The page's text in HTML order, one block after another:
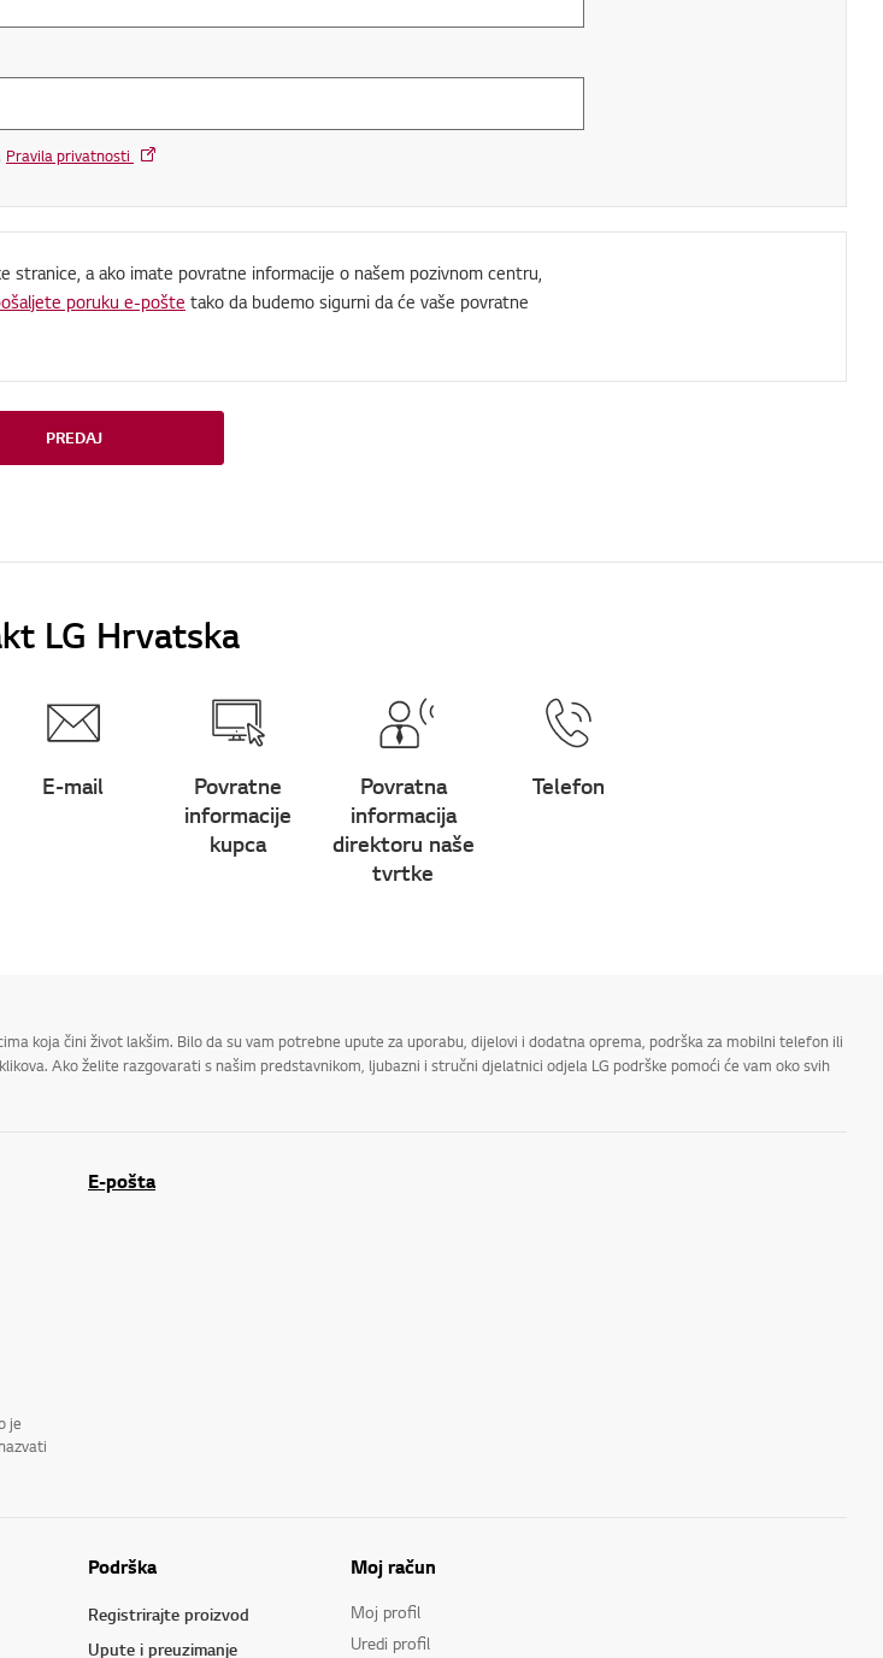
Pravila privatnosti
stranice, a ako imate povratne informacije o našem pozivnom centru,
poruku e-pošte tako da budemo sigurni da će vaše povratne
PREDAJ
LG Hrvatska
E-mail
Povratne
informacije
kupca
Povratna
informacija
direktoru naše
tvrtke
Telefon
koja čini život lakšim. Bilo da su vam potrebne upute za uporabu, dijelovi i dodatna oprema, podrška za mobilni telefon ili
Ako želite razgovarati s našim predstavnikom, ljubazni i stručni djelatnici odjela LG podrške pomoći će vam oko svih
je
E-pošta
Podrška
Registrirajte proizvod
Upute i preuzimanje
Moj račun
Moj profil
Uredi profil